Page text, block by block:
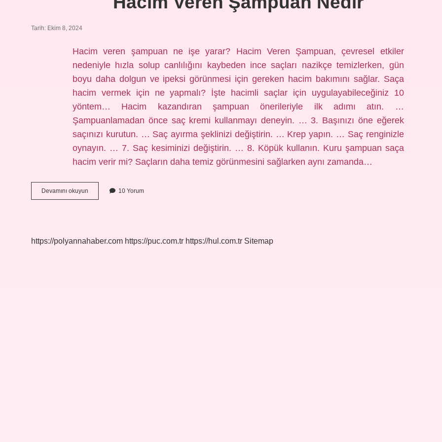
Tarih: Ekim 8, 2024
Hacim veren şampuan ne işe yarar? Hacim Veren Şampuan, çevresel etkiler
nedeniyle hızla solup canlılığını kaybeden ince saçları nazikçe temizlerken, gün
boyu daha dolgun ve ipeksi görünmesi için gereken hacim bakımını sağlar. Saça
hacim vermek için ne yapmalı? İşte hacimli saçlar için uygulayabileceğiniz 10
yöntem… Hacim kazandıran şampuan önerileriyle ilk adımı atın. …
Şampuanlamadan önce saç kremi kullanmayı deneyin. … 3. Başınızı öne eğerek
saçınızı kurutun. … Saç ayırma şeklinizi değiştirin. … Krep yapın. … Saç renginizle
oynayın. … 7. Saç kesiminizi değiştirin. … 8. Köpük kullanın. Kuru şampuan saça
hacim verir mi? Saçların daha temiz görünmesini sağlarken aynı zamanda…
Devamını okuyun
Veren
10 Yorum
https://polyannahaber.com https://puc.com.tr https://hul.com.tr Sitemap